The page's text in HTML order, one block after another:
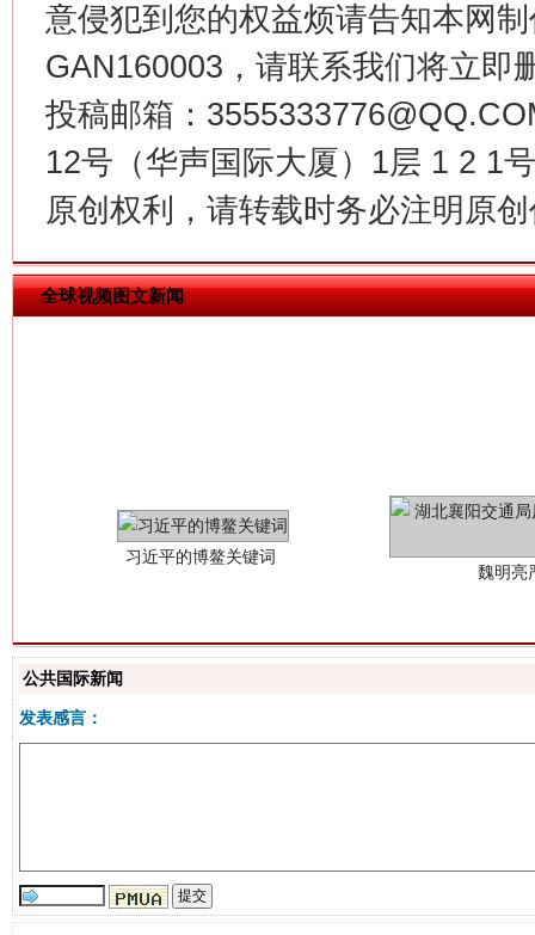
意侵犯到您的权益烦请告知本网
GAN160003，请联系我们将立即
投稿邮箱：
12号（华声国际大厦）1层 1 2 1
原创权利，请转载时务必注明原
全球视频图文新闻
在谋一域中谋全局
“刷贴”乱象丛生
公共国际新闻
发表感言：